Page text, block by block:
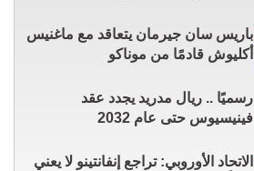
باريس سان جيرمان يتعاقد مع ماغنيس
أكليوش قادمًا من موناكو
رسميًا .. ريال مدريد يجدد عقد
فينيسيوس حتى عام 2032
الاتحاد الأوروبي: تراجع إنفانتينو لا يعني